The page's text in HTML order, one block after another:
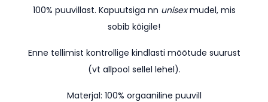
100% puuvillast. Kapuutsiga nn unisexmudel, mis
sobib kõigile!
Enne tellimist kontrollige kindlasti mõõtude suurust
(vt allpool sellel lehel).
Materjal: 100% orgaaniline puuvill